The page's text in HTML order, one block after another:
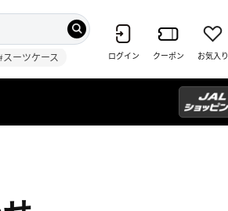
スーツケース ログイン クーポン お気入り